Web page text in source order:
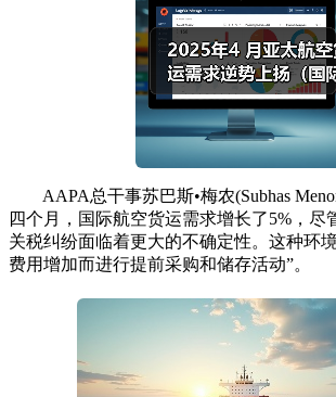
AAPA总干事苏巴斯•梅农(Subhas
四个月，国际航空货运需求增长了5%，尽
关税纠纷面临着更大的不确定性。这种环
费用增加而进行提前采购和储存活动”。